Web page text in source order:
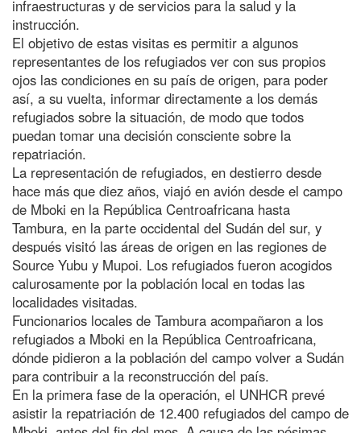
infraestructuras y de servicios para la salud y la
instrucción.
El objetivo de estas visitas es permitir a algunos
representantes de los refugiados ver con sus propios
ojos las condiciones en su país de origen, para poder
así, a su vuelta, informar directamente a los demás
refugiados sobre la situación, de modo que todos
puedan tomar una decisión consciente sobre la
repatriación.
La representación de refugiados, en destierro desde
hace más que diez años, viajó en avión desde el campo
de Mboki en la República Centroafricana hasta
Tambura, en la parte occidental del Sudán del sur, y
después visitó las áreas de origen en las regiones de
Source Yubu y Mupoi. Los refugiados fueron acogidos
calurosamente por la población local en todas las
localidades visitadas.
Funcionarios locales de Tambura acompañaron a los
refugiados a Mboki en la República Centroafricana,
dónde pidieron a la población del campo volver a Sudán
para contribuir a la reconstrucción del país.
En la primera fase de la operación, el UNHCR prevé
asistir la repatriación de 12.400 refugiados del campo de